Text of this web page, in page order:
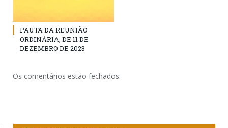
PAUTA DA REUNIÃO
ORDINÁRIA, DE 11 DE
DEZEMBRO DE 2023
Os comentários estão fechados.